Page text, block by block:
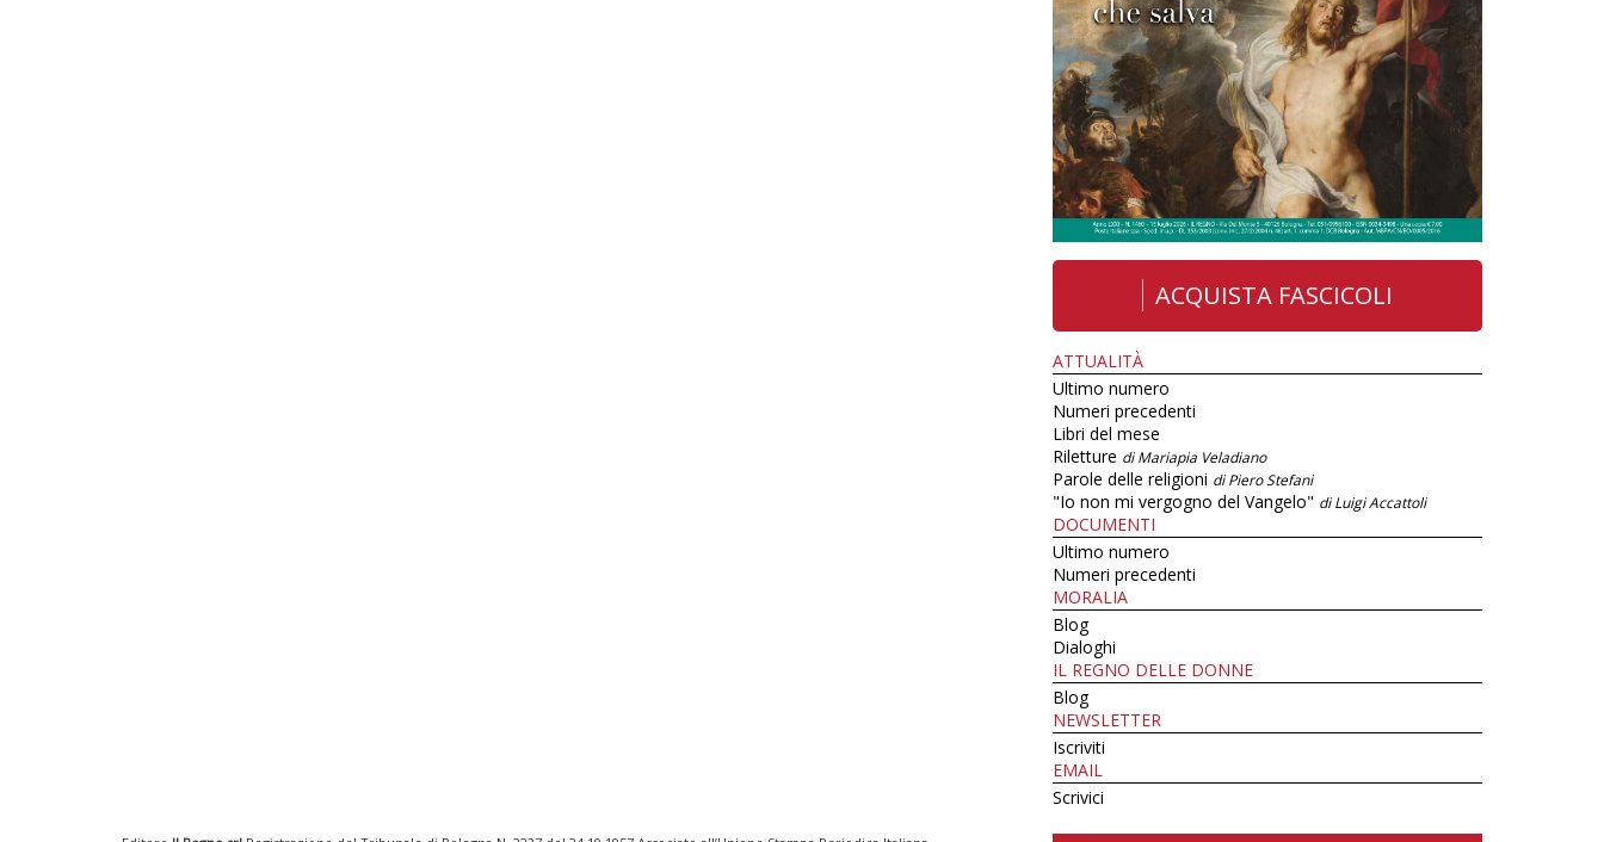
ACQUISTA FASCICOLI
ATTUALITÀ
Ultimo numero
Numeri precedenti
Libri del mese
Riletture di Mariapia Veladiano
Parole delle religioni di Piero Stefani
"Io non mi vergogno del Vangelo" di Luigi Accattoli
DOCUMENTI
Ultimo numero
Numeri precedenti
MORALIA
Blog
Dialoghi
IL REGNO DELLE DONNE
Blog
NEWSLETTER
Iscriviti
EMAIL
Scrivici